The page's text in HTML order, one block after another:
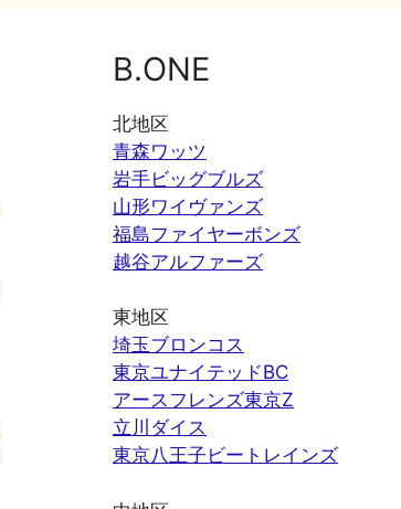
B.ONE
北地区
青森ワッツ
岩手ビッグブルズ
山形ワイヴァンズ
福島ファイヤーボンズ
越谷アルファーズ
東地区
埼玉ブロンコス
東京ユナイテッドBC
アースフレンズ東京Z
立川ダイス
東京八王子ビートレインズ